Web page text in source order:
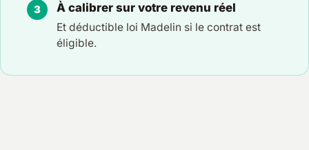
À calibrer sur votre revenu réel
Et déductible loi Madelin si le contrat est
éligible.